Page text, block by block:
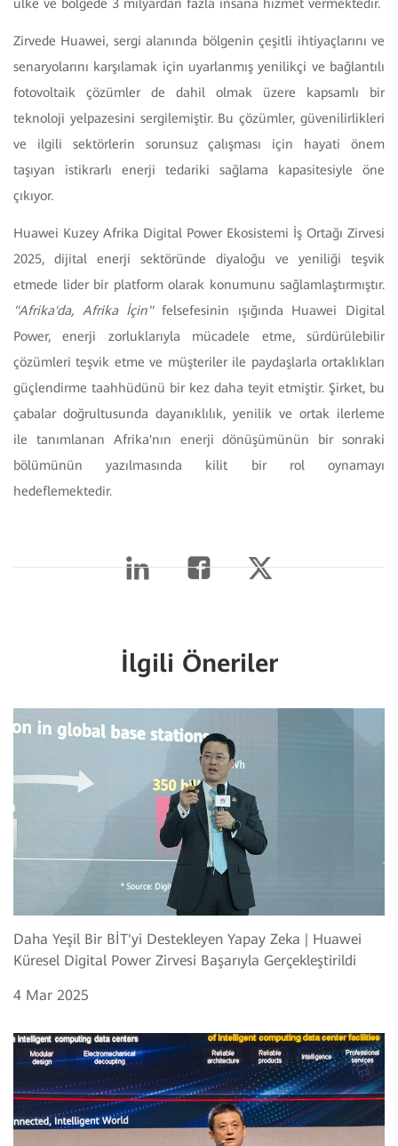
ülke ve bölgede 3 milyardan fazla insana hizmet vermektedir.
Zirvede Huawei, sergi alanında bölgenin çeşitli ihtiyaçlarını ve
senaryolarını karşılamak için uyarlanmış yenilikçi ve bağlantılı
fotovoltaik çözümler de dahil olmak üzere kapsamlı bir
teknoloji yelpazesini sergilemiştir. Bu çözümler, güvenilirlikleri
ve ilgili sektörlerin sorunsuz çalışması için hayati önem
taşıyan istikrarlı enerji tedariki sağlama kapasitesiyle öne
çıkıyor.
Huawei Kuzey Afrika Digital Power Ekosistemi İş Ortağı Zirvesi
2025, dijital enerji sektöründe diyaloğu ve yeniliği teşvik
etmede lider bir platform olarak konumunu sağlamlaştırmıştır.
"Afrika'da, Afrika İçin"felsefesinin ışığında Huawei Digital
Power, enerji zorluklarıyla mücadele etme, sürdürülebilir
çözümleri teşvik etme ve müşteriler ile paydaşlarla ortaklıkları
güçlendirme taahhüdünü bir kez daha teyit etmiştir. Şirket, bu
çabalar doğrultusunda dayanıklılık, yenilik ve ortak ilerleme
ile tanımlanan Afrika'nın enerji dönüşümünün bir sonraki
bölümünün yazılmasında kilit bir rol oynamayı
hedeflemektedir.
İlgili Öneriler
Daha Yeşil Bir BİT'yi Destekleyen Yapay Zeka | Huawei
Küresel Digital Power Zirvesi Başarıyla Gerçekleştirildi
4 Mar 2025